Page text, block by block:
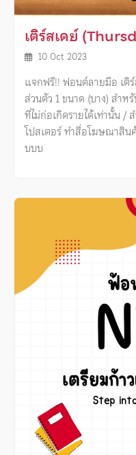
เติร์สเดย์
10 Oct 2023
แจกฟรี!! ฟอนต์ลายมือ เติ
ส่วนตัว 1 ขนาด (บาง) สำห
ที่ไม่ก่อเกิดรายได้เท่านั้น /
โปสเตอร์ ทำสื่อโฆษณาสิน
บบบ